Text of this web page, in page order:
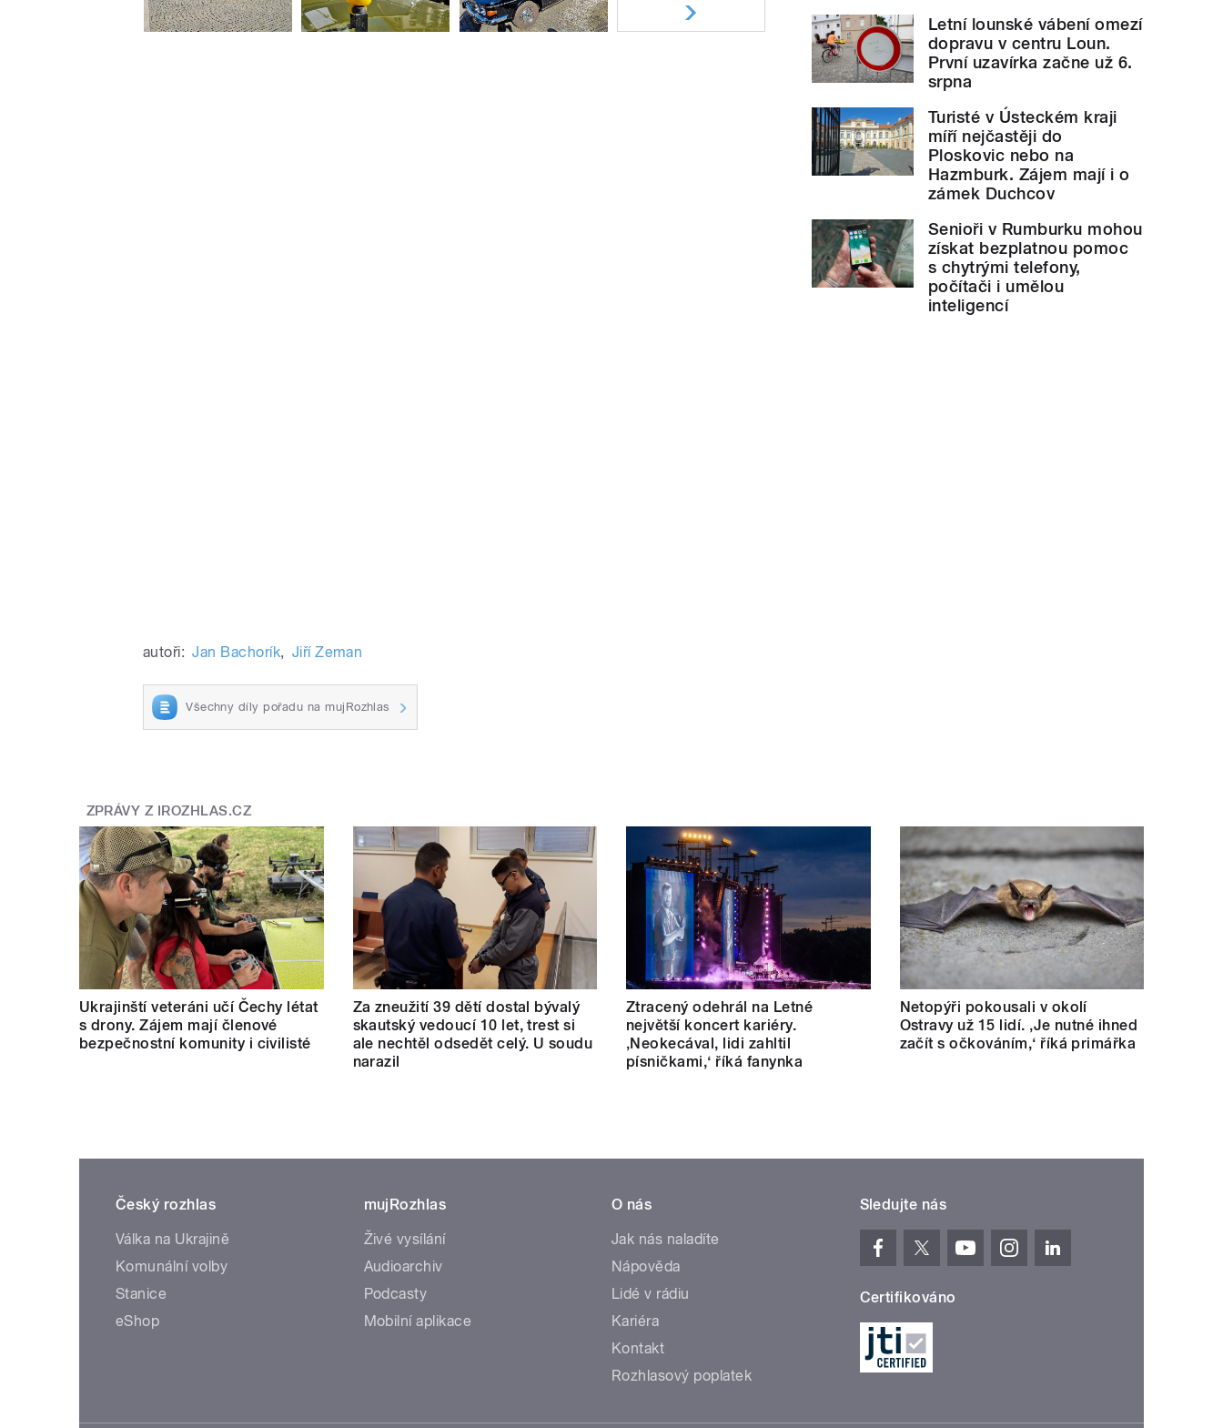
autoři: Jan Bachorík, Jiří Zeman
Všechny díly pořadu na mujRozhlas
Letní lounské vábení omezí
dopravu v centru Loun.
První uzavírka začne už 6.
srpna
Turisté v Ústeckém kraji
míří nejčastěji do
Ploskovic nebo na
Hazmburk. Zájem mají i o
zámek Duchcov
Senioři v Rumburku mohou
získat bezplatnou pomoc
s chytrými telefony,
počítači i umělou
inteligencí
ZPRÁVY Z IROZHLAS.CZ
Ukrajinští veteráni učí Čechy létat
s drony. Zájem mají členové
bezpečnostní komunity i civilisté
Za zneužití 39 dětí dostal bývalý
skautský vedoucí 10 let, trest si
ale nechtěl odsedět celý. U soudu
narazil
Ztracený odehrál na Letné
největší koncert kariéry.
‚Neokecával, lidi zahltil
písničkami,‘ říká fanynka
Netopýři pokousali v okolí
Ostravy už 15 lidí. ‚Je nutné ihned
začít s očkováním,‘ říká primářka
Český rozhlas
Válka na Ukrajině
Komunální volby
Stanice
eShop
mujRozhlas
Živé vysílání
Audioarchiv
Podcasty
Mobilní aplikace
O nás
Jak nás naladíte
Nápověda
Lidé v rádiu
Kariéra
Kontakt
Rozhlasový poplatek
Sledujte nás
Certifikováno